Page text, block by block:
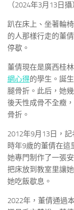
（2024年3月13日攝
趴在床上、坐著輪
的人那樣行走的董
停歇。
董倩現在是廣西桂
網心得的學生。誕
腿骨折。此后，她
後天性成骨不全癥
骨折。
2012年9月13日，
時年9歲的董倩在
她專門制作了一張
把床放到教室里讓
她吃飯歇息。
2022年，董倩通過